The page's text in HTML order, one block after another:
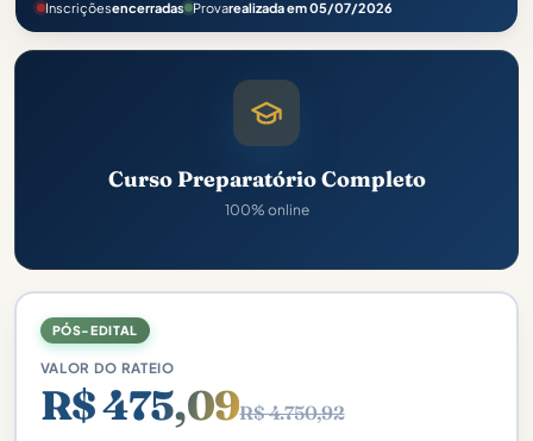
Inscriçõesencerradas Provarealizada em 05/07/2026
Curso Preparatório Completo
100% online
PÓS-EDITAL
VALOR DO RATEIO
R$ 475,09R$ 4.750,92